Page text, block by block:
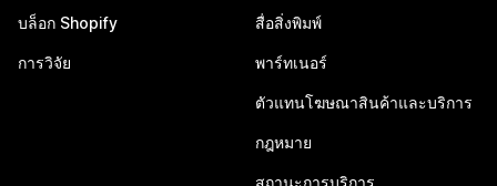
บล็อก Shopify
การวิจัย
สื่อสิ่งพิมพ์
พาร์ทเนอร์
ตัวแทนโฆษณาสินค้าและบริการ
กฎหมาย